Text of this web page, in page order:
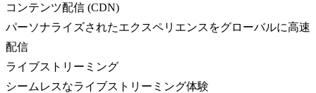
コンテンツ配信 (CDN)
パーソナライズされたエクスペリエンスをグローバルに高速
配信
ライブストリーミング
シームレスなライブストリーミング体験